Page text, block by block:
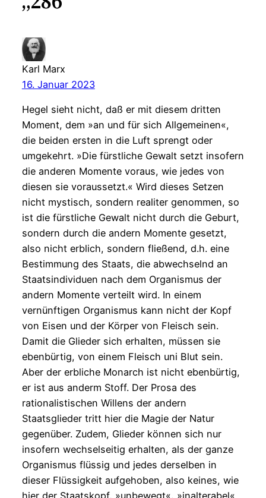
Karl Marx
16. Januar 2023
Hegel sieht nicht, daß er mit diesem dritten
Moment, dem »an und für sich Allgemeinen«,
die beiden ersten in die Luft sprengt oder
umgekehrt. »Die fürstliche Gewalt setzt insofern
die anderen Momente voraus, wie jedes von
diesen sie voraussetzt.« Wird dieses Setzen
nicht mystisch, sondern realiter genommen, so
ist die fürstliche Gewalt nicht durch die Geburt,
sondern durch die andern Momente gesetzt,
also nicht erblich, sondern fließend, d.h. eine
Bestimmung des Staats, die abwechselnd an
Staatsindividuen nach dem Organismus der
andern Momente verteilt wird. In einem
vernünftigen Organismus kann nicht der Kopf
von Eisen und der Körper von Fleisch sein.
Damit die Glieder sich erhalten, müssen sie
ebenbürtig, von einem Fleisch uni Blut sein.
Aber der erbliche Monarch ist nicht ebenbürtig,
er ist aus anderm Stoff. Der Prosa des
rationalistischen Willens der andern
Staatsglieder tritt hier die Magie der Natur
gegenüber. Zudem, Glieder können sich nur
insofern wechselseitig erhalten, als der ganze
Organismus flüssig und jedes derselben in
dieser Flüssigkeit aufgehoben, also keines, wie
hier der Staatskopf, »unbewegt«, »inalterabel«